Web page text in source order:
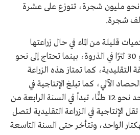
نحو مليون شجرة، تتوزع على عشرة
قليلة من الماء في حال زراعتها
بالطريقة المكثفة، تبلغ نحو 30 لترًا في الذروة، بينما تحتاج إلى نحو
التقليدية، كما تمتاز هذه الزراعة
الآلي، كما تبلغ الإنتاجية في
الزراعة المكثفة للهكتار الواحد نحو 12 طنًّا، تبدأ في السنة الرابعة من
الإنتاجية في الزراعة التقليدية لتصل
الواحد، وتتأخر حتى السنة التاسعة